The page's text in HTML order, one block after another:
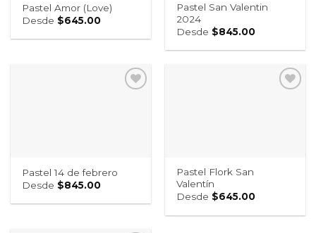
Pastel Amor (Love)
Desde $645.00
Pastel San Valentin
2024
Desde $845.00
Pastel 14 de febrero
Desde $845.00
Pastel Flork San
Valentín
Desde $645.00